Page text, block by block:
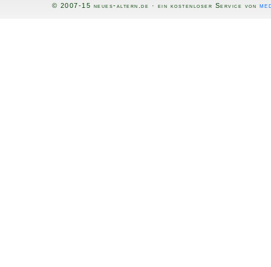
© 2007-15 neues-altern.de · ein kostenloser Service von